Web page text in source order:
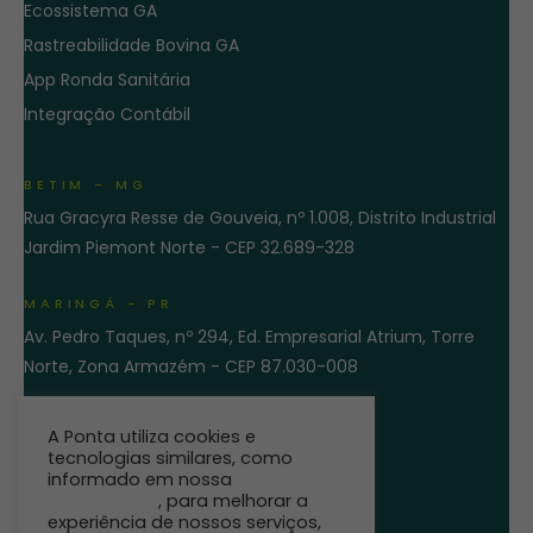
Ecossistema GA
Rastreabilidade Bovina GA
App Ronda Sanitária
Integração Contábil
BETIM - MG
Rua Gracyra Resse de Gouveia, nº 1.008, Distrito Industrial
Jardim Piemont Norte - CEP 32.689-328
MARINGÁ - PR
Av. Pedro Taques, nº 294, Ed. Empresarial Atrium, Torre
Norte, Zona Armazém - CEP 87.030-008
A Ponta utiliza cookies e
tecnologias similares, como
informado em nossa
, para melhorar a
experiência de nossos serviços,